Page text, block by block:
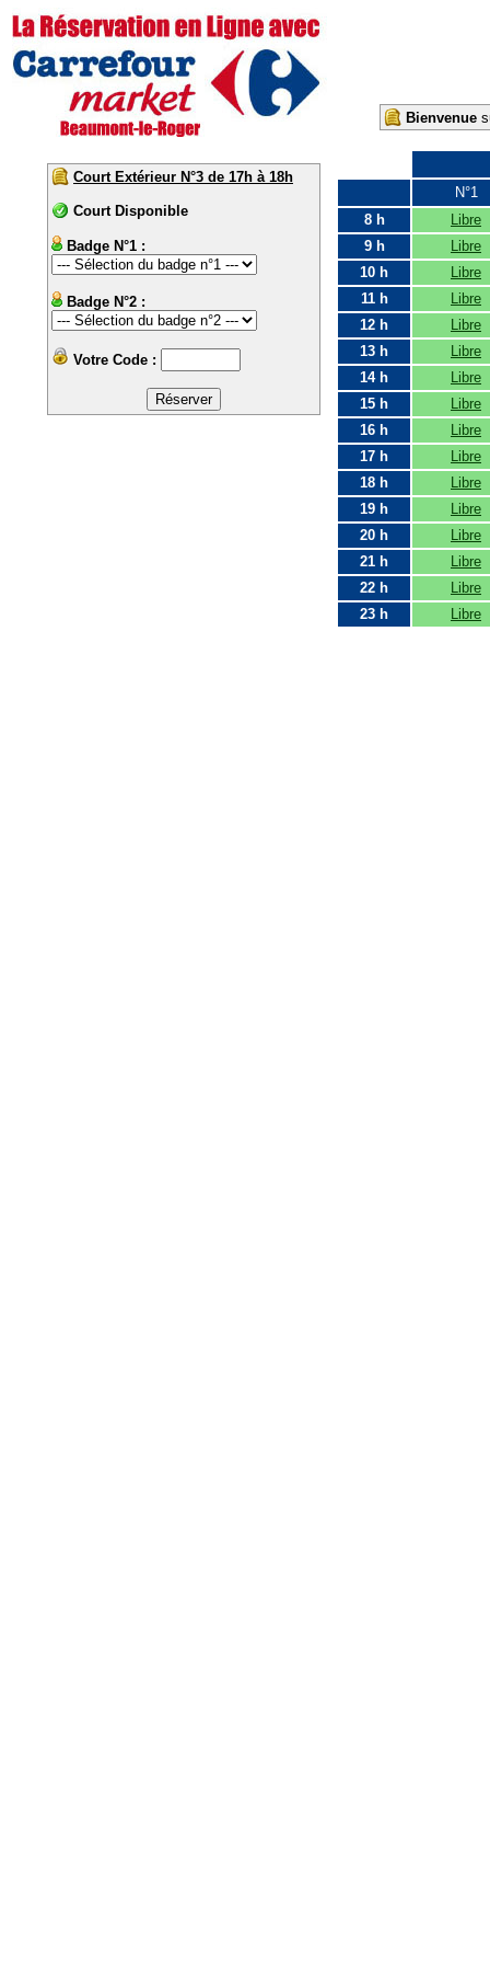
Bienvenue
Court Extérieur N°3 de 17h à 18h
Court Disponible
Badge N°1 :
Badge N°2 :
Votre Code :
N°1
8 h
Libre
9 h
Libre
10 h
Libre
11 h
Libre
12 h
Libre
13 h
Libre
14 h
Libre
15 h
Libre
16 h
Libre
17 h
Libre
18 h
Libre
19 h
Libre
20 h
Libre
21 h
Libre
22 h
Libre
23 h
Libre